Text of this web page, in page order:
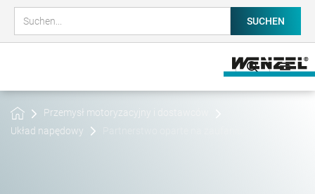
Przemysł motoryzacyjny i dostawców
Układ napędowy